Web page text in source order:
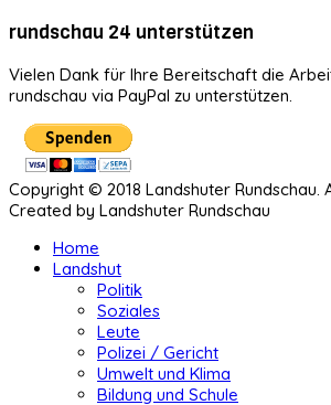
rundschau 24 unterstützen
Vielen Dank für Ihre Bereitschaft die
rundschau via PayPal zu unterstützen.
Copyright © 2018 Landshuter Rundschau.
Created by Landshuter Rundschau
Home
Landshut
Politik
Soziales
Leute
Polizei / Gericht
Umwelt und Klima
Bildung und Schule